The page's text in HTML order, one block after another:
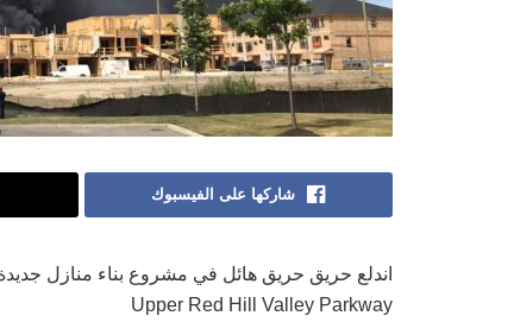
شاركها على الفيسبوك
Upper Red Hill Valley Parkway